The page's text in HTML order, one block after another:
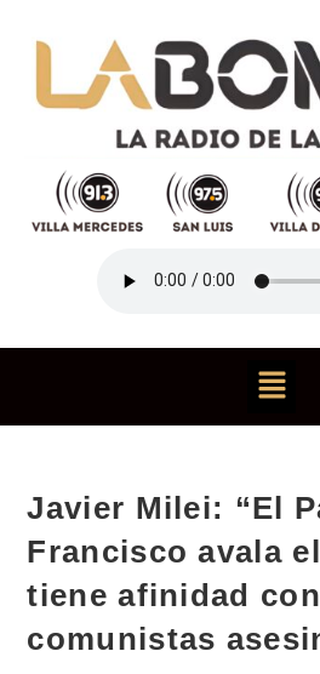
Javier Milei: “El
Francisco avala
tiene afinidad
comunistas